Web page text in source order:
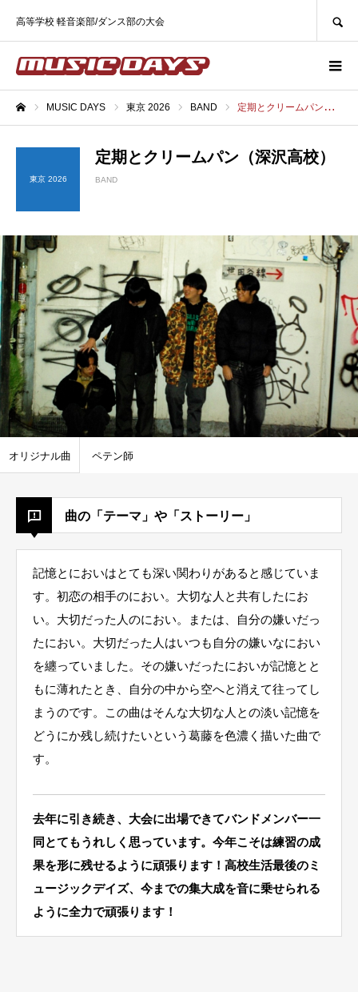
高等学校 軽音楽部/ダンス部の大会
MUSIC DAYS 東京 2026 BAND 定期とクリームパン（深沢高校）
東京 2026
定期とクリームパン（深沢高校）
BAND
オリジナル曲 ペテン師
曲の「テーマ」や「ストーリー」
記憶とにおいはとても深い関わりがあると感じていま
す。初恋の相手のにおい。大切な人と共有したにお
い。大切だった人のにおい。または、自分の嫌いだっ
たにおい。大切だった人はいつも自分の嫌いなにおい
を纏っていました。その嫌いだったにおいが記憶とと
もに薄れたとき、自分の中から空へと消えて往ってし
まうのです。この曲はそんな大切な人との淡い記憶を
どうにか残し続けたいという葛藤を色濃く描いた曲で
す。
去年に引き続き、大会に出場できてバンドメンバー一
同とてもうれしく思っています。今年こそは練習の成
果を形に残せるように頑張ります！高校生活最後のミ
ュージックデイズ、今までの集大成を音に乗せられる
ように全力で頑張ります！